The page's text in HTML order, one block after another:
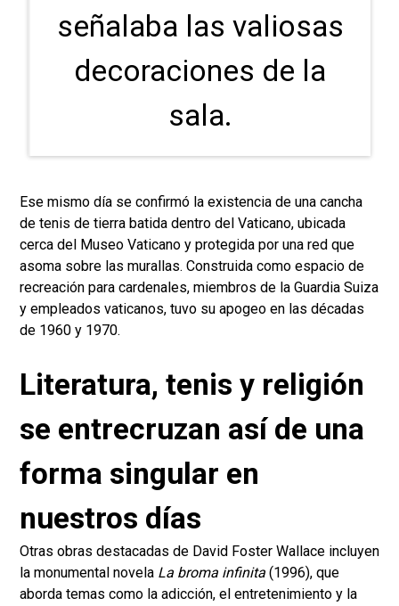
señalaba las valiosas
decoraciones de la
sala.
Ese mismo día se confirmó la existencia de una cancha
de tenis de tierra batida dentro del Vaticano, ubicada
cerca del Museo Vaticano y protegida por una red que
asoma sobre las murallas. Construida como espacio de
recreación para cardenales, miembros de la Guardia Suiza
y empleados vaticanos, tuvo su apogeo en las décadas
de 1960 y 1970.
Literatura, tenis y religión
se entrecruzan así de una
forma singular en
nuestros días
Otras obras destacadas de David Foster Wallace incluyen
la monumental novela La broma infinita (1996), que
aborda temas como la adicción, el entretenimiento y la